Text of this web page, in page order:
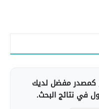
كمصدر مفضل لديك
في نتائج البحث.